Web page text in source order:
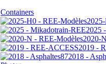
Containers
2025
2020-
2019 -
2018 -